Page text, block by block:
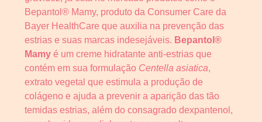
Bepantol® Mamy, produto da Consumer Care da
Bayer HealthCare que auxilia na prevenção das
estrias e suas marcas indesejáveis. Bepantol®
Mamy é um creme hidratante anti-estrias que
contém em sua formulação Centella asiatica,
extrato vegetal que estimula a produção de
colágeno e ajuda a prevenir a aparição das tão
temidas estrias, além do consagrado dexpantenol,